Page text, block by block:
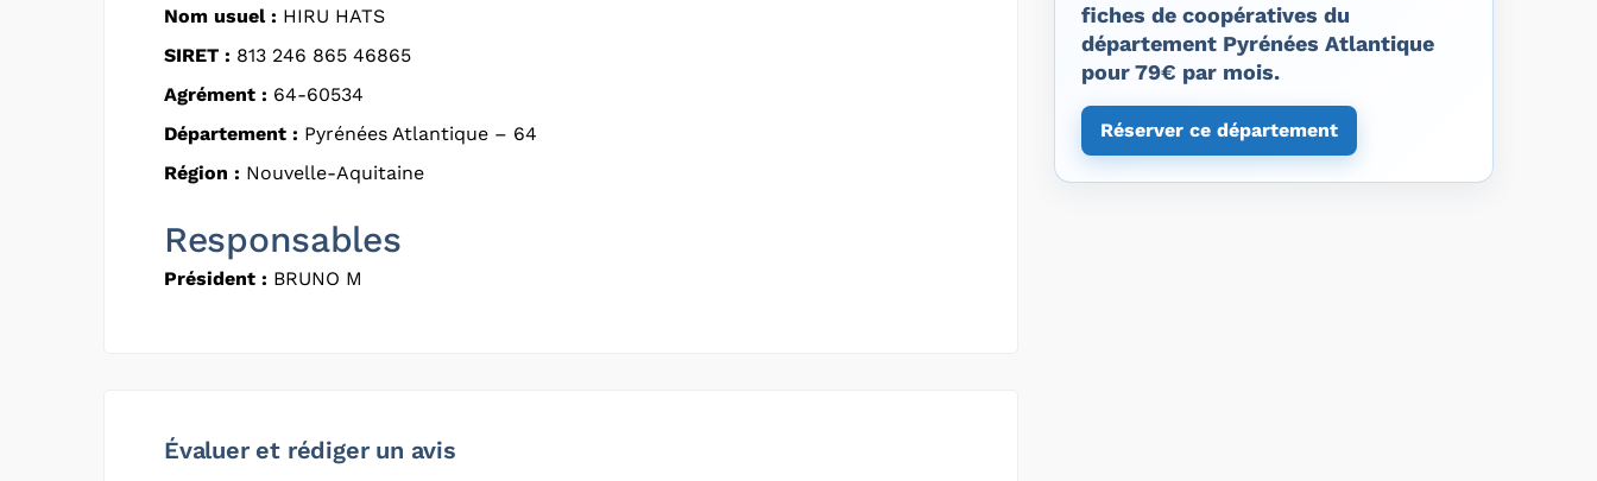
Nom usuel : HIRU HATS
SIRET : 813 246 865 46865
Agrément : 64-60534
Département : Pyrénées Atlantique – 64
Région : Nouvelle-Aquitaine
Responsables
Président : BRUNO M
Évaluer et rédiger un avis
fiches de coopératives du
département Pyrénées Atlantique
pour 79€ par mois.
Réserver ce département